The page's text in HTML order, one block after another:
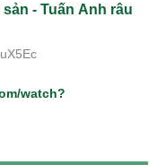
- Tuấn Anh râu
watch?